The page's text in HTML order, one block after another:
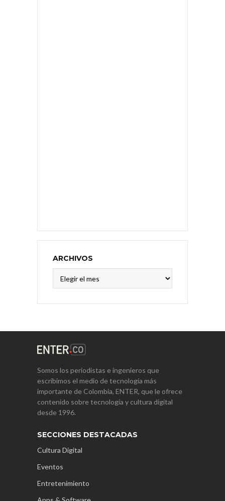
ARCHIVOS
Somos los periodistas e ingenieros que
escribimos el medio de tecnología más
importante de Colombia, ENTER, que le ofrece
contenido sobre tecnología y cultura digital
desde 1996.
SECCIONES DESTACADAS
Cultura Digital
Eventos
Entretenimiento